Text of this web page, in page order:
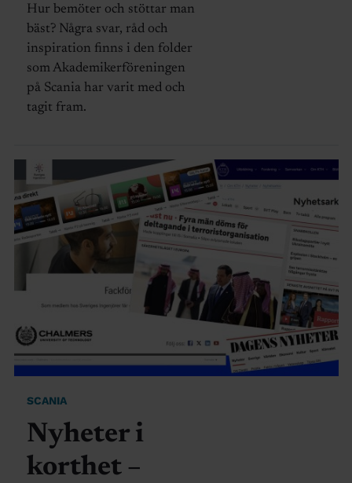
Hur bemöter och stöttar man
bäst? Några svar, råd och
inspiration finns i den folder
som Akademikerföreningen
på Scania har varit med och
tagit fram.
SCANIA
Nyheter i
korthet –